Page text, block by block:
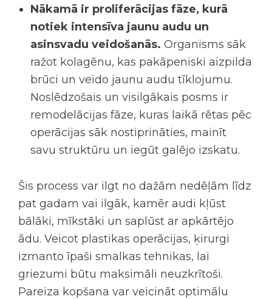
Nākamā ir proliferācijas fāze, kurā
notiek intensīva jaunu audu un
asinsvadu veidošanās. Organisms sāk
ražot kolagēnu, kas pakāpeniski aizpilda
brūci un veido jaunu audu tīklojumu.
Noslēdzošais un visilgākais posms ir
remodelācijas fāze, kuras laikā rētas pēc
operācijas sāk nostiprināties, mainīt
savu struktūru un iegūt galējo izskatu.
Šis process var ilgt no dažām nedēļām līdz
pat gadam vai ilgāk, kamēr audi kļūst
bālāki, mīkstāki un saplūst ar apkārtējo
ādu. Veicot plastikas operācijas, ķirurgi
izmanto īpaši smalkas tehnikas, lai
griezumi būtu maksimāli neuzkrītoši.
Pareiza kopšana var veicināt optimālu